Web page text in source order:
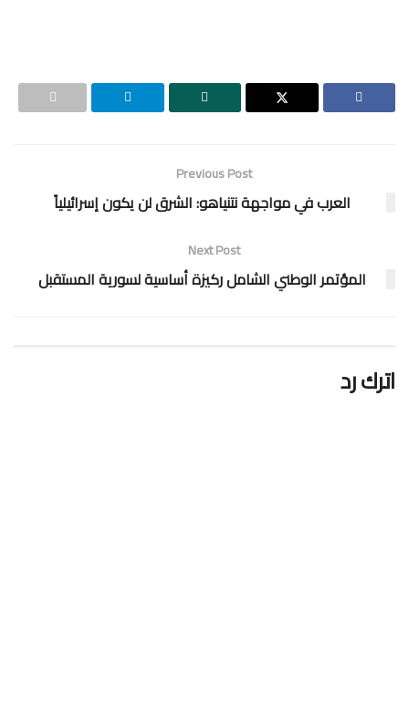
Previous Post
العرب في مواجهة نتنياهو: الشرق لن يكون إسرائيلياً
Next Post
المؤتمر الوطني الشامل ركيزة أساسية لسورية المستقبل
اترك رد